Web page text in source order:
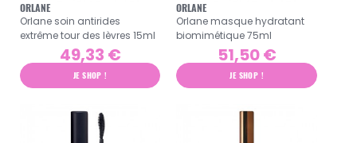
ORLANE
Orlane soin antirides
extrême tour des lèvres 15ml
49,33 €
JE SHOP !
ORLANE
Orlane masque hydratant
biomimétique 75ml
51,50 €
JE SHOP !